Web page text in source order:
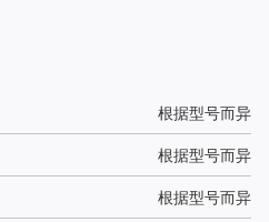
根据型号而异
根据型号而异
根据型号而异